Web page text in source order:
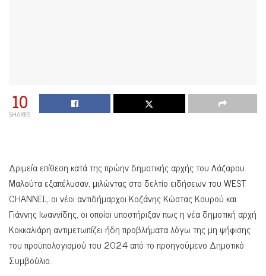
10
SHARES
Δριμεία επίθεση κατά της πρώην δημοτικής αρχής του Λάζαρου
Μαλούτα εξαπέλυσαν, μιλώντας στο δελτίο ειδήσεων του WEST
CHANNEL, οι νέοι αντιδήμαρχοι Κοζάνης Κώστας Κουρού και
Γιάννης Ιωαννίδης, οι οποίοι υποστήριξαν πως η νέα δημοτική αρχή
Κοκκαλιάρη αντιμετωπίζει ήδη προβλήματα λόγω της μη ψήφισης
του προϋπολογισμού του 2024 από το προηγούμενο Δημοτικό
Συμβούλιο.